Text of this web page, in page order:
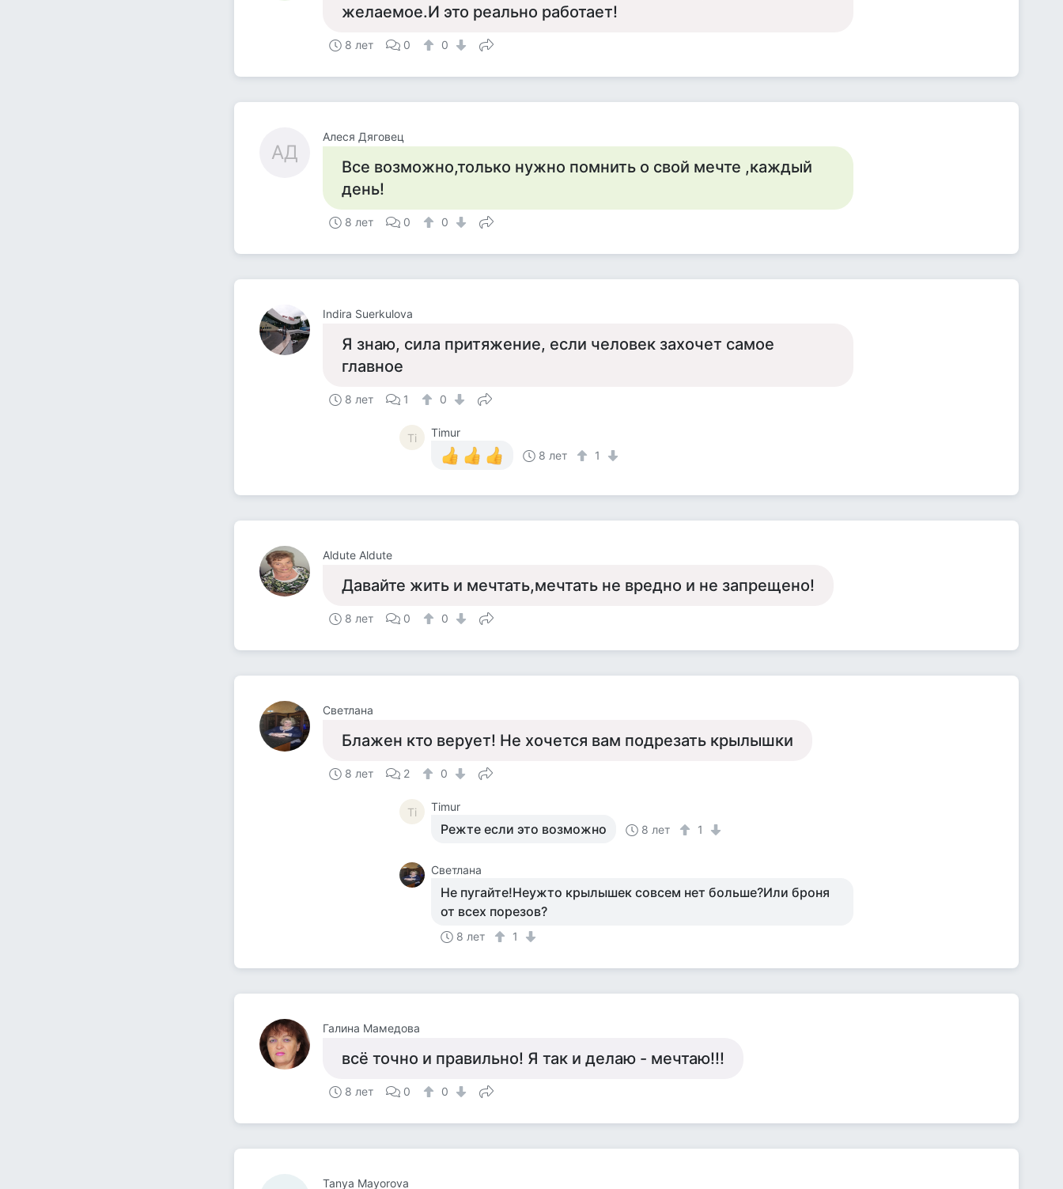
желаемое.И это реально работает!
8 лет 0 0
АД
Алеся Дяговец
Все возможно,только нужно помнить о свой мечте ,каждый
день!
8 лет 0 0
Indira Suerkulova
Я знаю, сила притяжение, если человек захочет самое
главное
8 лет 1 0
Ti
Timur
8 лет
1
Aldute Aldute
Давайте жить и мечтать,мечтать не вредно и не запрещено!
8 лет 0 0
Светлана
Блажен кто верует! Не хочется вам подрезать крылышки
8 лет 2 0
Ti Timur
Режте если это возможно 8 лет 1
Светлана
Не пугайте!Неужто крылышек совсем нет больше?Или броня
от всех порезов?
8 лет 1
Галина Мамедова
всё точно и правильно! Я так и делаю - мечтаю!!!
8 лет 0 0
Tanya Mayorova